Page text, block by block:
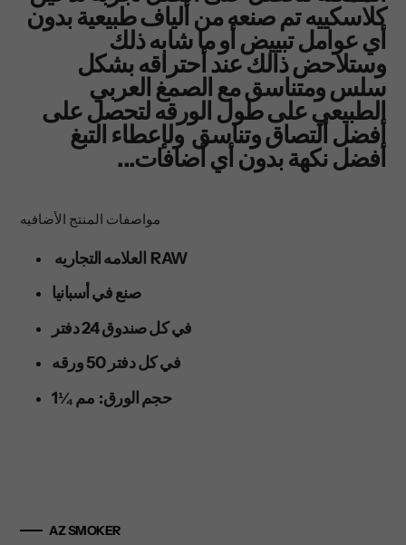
كلاسكييه تم صنعه من ألياف طبيعية بدون
أي عوامل تبييض أو ما شابه ذلك
وستلاحض ذالك عند أحتراقه بشكل
سلس ومتناسق مع الصمغ العربي
الطبيعي على طول الورقه لتحصل على
أفضل ألتصاق وتناسق ولإعطاء التبغ
أفضل نكهة بدون أي أضافات...
العلامه التجاريه RAW
صنع في أسبانيا
في كل صندوق 24 دفتر
في كل دفتر 50 ورقه
1¼ حجم الورق: مم
AZ SMOKER